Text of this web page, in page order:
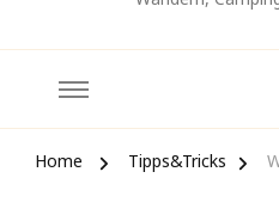
Home Tipps&Tricks